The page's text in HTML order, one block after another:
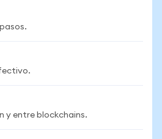
y entre blockchains.